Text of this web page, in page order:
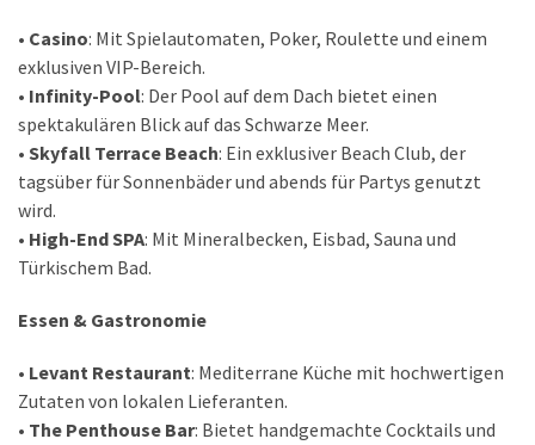
• Casino: Mit Spielautomaten, Poker, Roulette und einem
exklusiven VIP-Bereich.
• Infinity-Pool: Der Pool auf dem Dach bietet einen
spektakulären Blick auf das Schwarze Meer.
• Skyfall Terrace Beach: Ein exklusiver Beach Club, der
tagsüber für Sonnenbäder und abends für Partys genutzt
wird.
• High-End SPA: Mit Mineralbecken, Eisbad, Sauna und
Türkischem Bad.
Essen & Gastronomie
• Levant Restaurant: Mediterrane Küche mit hochwertigen
Zutaten von lokalen Lieferanten.
• The Penthouse Bar: Bietet handgemachte Cocktails und